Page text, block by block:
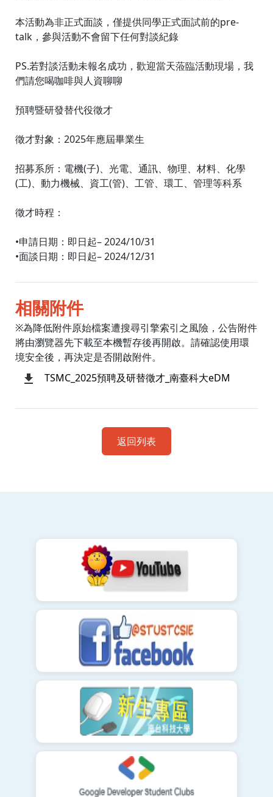
本活動為非正式面談，僅提供同學正式面試前的pre-
talk，參與活動不會留下任何對談紀錄
PS.若對談活動未報名成功，歡迎當天蒞臨活動現場，我
們請您喝咖啡與人資聊聊
預聘暨研發替代役徵才
徵才對象：2025年應屆畢業生
招募系所：電機(子)、光電、通訊、物理、材料、化學
(工)、動力機械、資工(管)、工管、環工、管理等科系
徵才時程：
•申請日期：即日起– 2024/10/31
•面談日期：即日起– 2024/12/31
相關附件
※為降低附件原始檔案遭搜尋引擎索引之風險，公告附件
將由瀏覽器先下載至本機暫存後再開啟。請確認使用環
境安全後，再決定是否開啟附件。
TSMC_2025預聘及研替徵才_南臺科大eDM
返回列表